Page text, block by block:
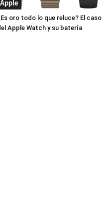
Apple
oro todo lo que reluce? El caso
Apple Watch y su batería